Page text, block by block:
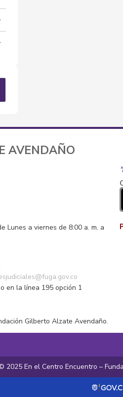
AVENDAÑO
Lunes a viernes de 8:00 a. m. a
o en la línea 195 opción 1
Gilberto Alzate Avendaño.
2025 En el Centro Encuentro –